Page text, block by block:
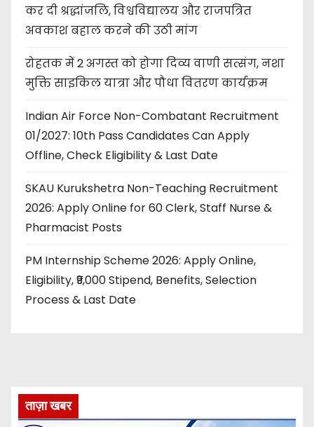
कर दी श्रद्धांजलि, विश्वविद्यालय और राजपत्रित
अवकाश बहाल करने की उठी मांग
रोहतक में 2 अगस्त को होगा दिव्य वाणी सत्संग, नशा
मुक्ति साइकिल यात्रा और पौधा वितरण कार्यक्रम
Indian Air Force Non-Combatant Recruitment
01/2027: 10th Pass Candidates Can Apply
Offline, Check Eligibility & Last Date
SKAU Kurukshetra Non-Teaching Recruitment
2026: Apply Online for 60 Clerk, Staff Nurse &
Pharmacist Posts
PM Internship Scheme 2026: Apply Online,
Eligibility, ₹9,000 Stipend, Benefits, Selection
Process & Last Date
ताज़ा खबर